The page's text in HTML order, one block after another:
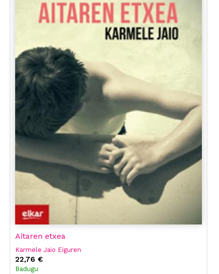
Aitaren etxea
Karmele Jaio Eiguren
22,76 €
Badugu